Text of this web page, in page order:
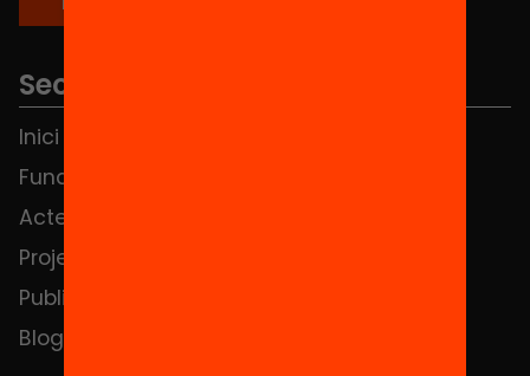
Seccions
Inici
Fundació
Actes
Projectes
Publicacions i vídeos
Blog